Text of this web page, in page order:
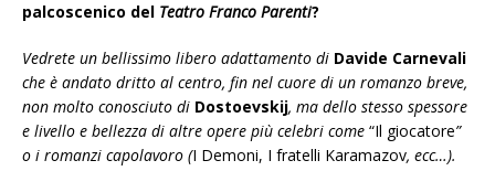
palcoscenico del Teatro Franco Parenti?
Vedrete un bellissimo libero adattamento di Davide Carnevali
che è andato dritto al centro, fin nel cuore di un romanzo breve,
non molto conosciuto di Dostoevskij, ma dello stesso spessore
e livello e bellezza di altre opere più celebri come “Il giocatore”
o i romanzi capolavoro (I Demoni, I fratelli Karamazov, ecc…).